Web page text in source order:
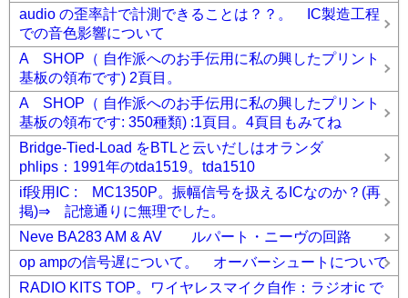
audio の歪率計で計測できることは？？。 IC製造工程
での音色影響について
A SHOP（ 自作派へのお手伝用に私の興したプリント
基板の領布です) 2頁目。
A SHOP（ 自作派へのお手伝用に私の興したプリント
基板の領布です: 350種類) :1頁目。4頁目もみてね
Bridge-Tied-Load をBTLと云いだしはオランダ
phlips：1991年のtda1519。tda1510
if段用IC : MC1350P。振幅信号を扱えるICなのか？(再
掲)⇒ 記憶通りに無理でした。
Neve BA283 AM & AV ルパート・ニーヴの回路
op ampの信号遅について。 オーバーシュートについて
RADIO KITS TOP。ワイヤレスマイク自作：ラジオic で